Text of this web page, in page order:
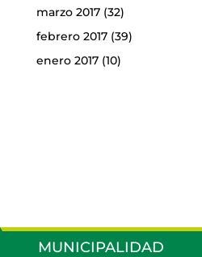
marzo 2017(32)
febrero 2017(39)
enero 2017(10)
MUNICIPALIDAD